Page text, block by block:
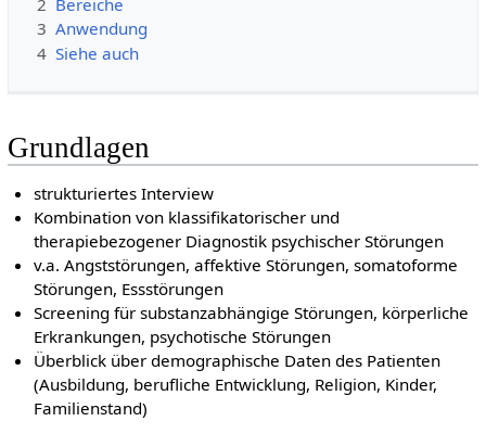
3 Anwendung
4 Siehe auch
Grundlagen
strukturiertes Interview
Kombination von klassifikatorischer und
therapiebezogener Diagnostik psychischer Störungen
v.a. Angststörungen, affektive Störungen, somatoforme
Störungen, Essstörungen
Screening für substanzabhängige Störungen, körperliche
Erkrankungen, psychotische Störungen
Überblick über demographische Daten des Patienten
(Ausbildung, berufliche Entwicklung, Religion, Kinder,
Familienstand)